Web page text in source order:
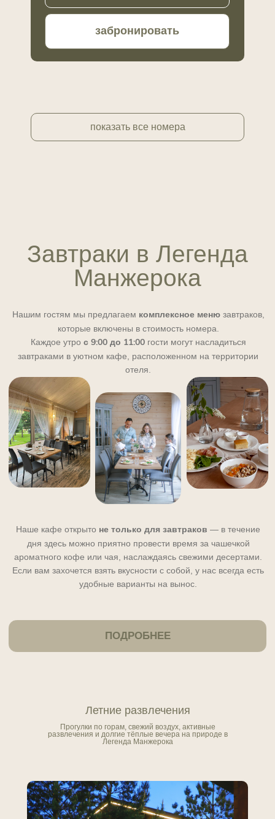
забронировать
показать все номера
Летние развлечения
Прогулки по горам, свежий воздух, активные
развлечения и долгие тёплые вечера на природе в
Легенда Манжерока
+
Скалолазание
+
Катание на квадроциклах